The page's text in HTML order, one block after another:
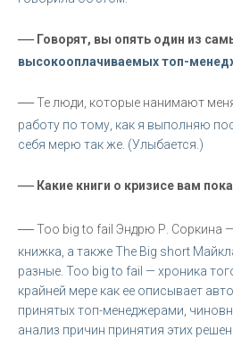
— Говорят, вы опять один из
высокооплачиваемых топ-
—Те люди, которые нанимают
работу по тому, как я выполняю
себя мерю так же. (Улыбается.)
— Какие книги о кризисе вам
—Too big to fail Эндрю Р. Соркина
книжка, а также The Big short
разные. Too big to fail — хроника
крайней мере как ее описывает
принятых топ-менеджерами,
анализ причин принятия этих